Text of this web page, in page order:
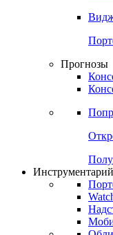
Прогнозы
Инструментарий